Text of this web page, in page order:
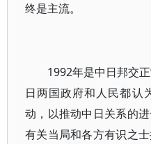
终是主流。
1992年是中日邦交
日两国政府和人民都认
动，以推动中日关系的
有关当局和各方有识之